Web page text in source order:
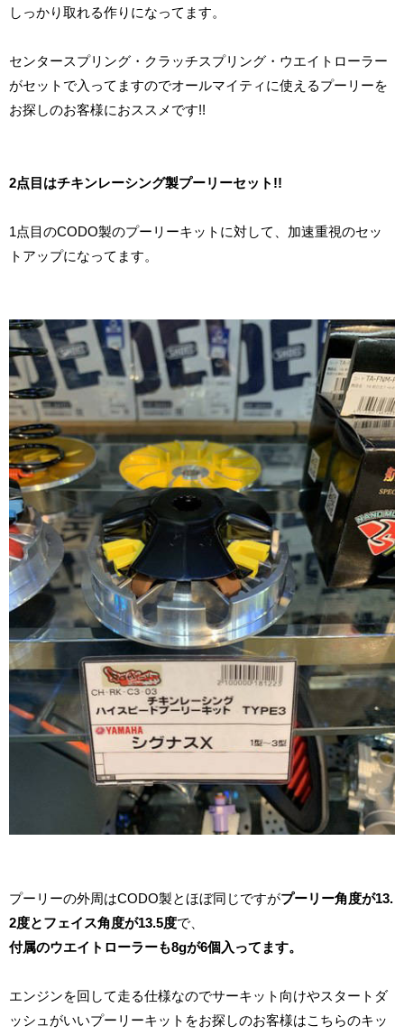
しっかり取れる作りになってます。
センタースプリング・クラッチスプリング・ウエイトローラー
がセットで入ってますのでオールマイティに使えるプーリーを
お探しのお客様におススメです!!
2点目はチキンレーシング製プーリーセット!!
1点目のCODO製のプーリーキットに対して、加速重視のセッ
トアップになってます。
プーリーの外周はCODO製とほぼ同じですがプーリー角度が13.
2度とフェイス角度が13.5度で、
付属のウエイトローラーも8gが6個入ってます。
エンジンを回して走る仕様なのでサーキット向けやスタートダ
ッシュがいいプーリーキットをお探しのお客様はこちらのキッ